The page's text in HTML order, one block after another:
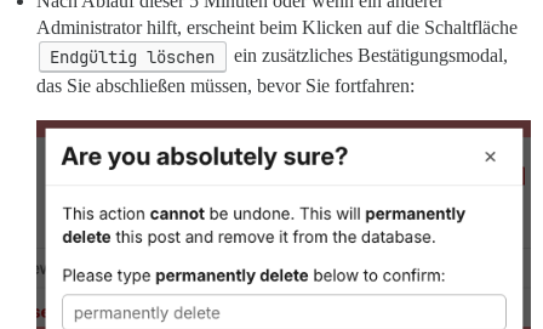
Administrator hilft, erscheint beim Klicken auf die Schaltfläche
Endgültig löschen
ein zusätzliches Bestätigungsmodal,
das Sie abschließen müssen, bevor Sie fortfahren: